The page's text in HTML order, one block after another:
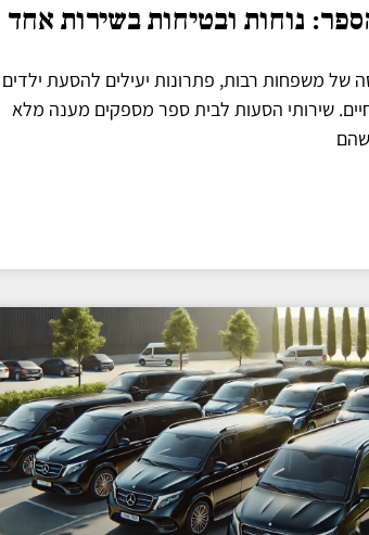
נוחות ובטיחות בשירות אחד
של משפחות רבות, פתרונות יעילים להסעת ילדים
שירותי הסעות לבית ספר מספקים מענה מלא
שהם